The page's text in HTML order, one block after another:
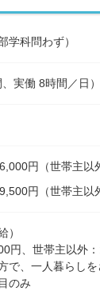
学科問わず）
実働 8時間／日）
円（世帯主以
円（世帯主以
）
円、世帯主以外：
で、一人暮らし
のみ